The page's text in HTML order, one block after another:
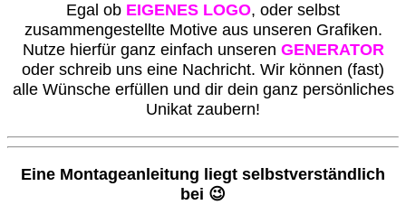
Egal ob EIGENES LOGO, oder selbst
zusammengestellte Motive aus unseren Grafiken.
Nutze hierfür ganz einfach unseren GENERATOR
oder schreib uns eine Nachricht. Wir können (fast)
alle Wünsche erfüllen und dir dein ganz persönliches
Unikat zaubern!
Eine Montageanleitung liegt selbstverständlich
bei 😉